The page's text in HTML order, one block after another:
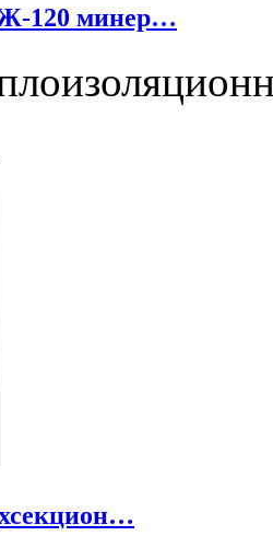
120 минер…